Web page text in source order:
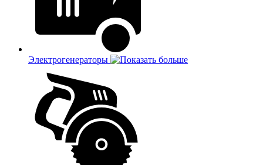
Электрогенераторы